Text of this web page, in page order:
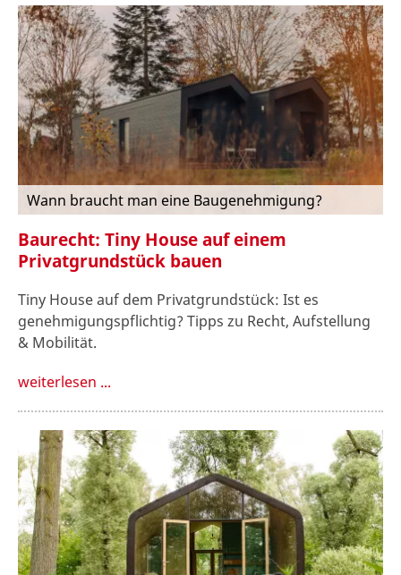
Wann braucht man eine Baugenehmigung?
Baurecht: Tiny House auf einem
Privatgrundstück bauen
Tiny House auf dem Privatgrundstück: Ist es
genehmigungspflichtig? Tipps zu Recht, Aufstellung
& Mobilität.
weiterlesen ...